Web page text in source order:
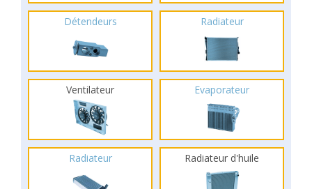
Détendeurs Radiateur
Ventilateur Evaporateur
Radiateur Radiateur d'huile